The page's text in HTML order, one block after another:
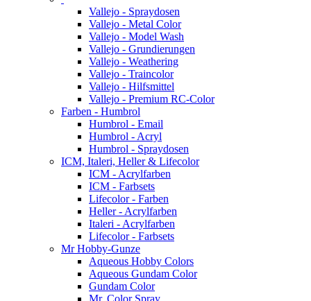
Vallejo - Spraydosen
Vallejo - Metal Color
Vallejo - Model Wash
Vallejo - Grundierungen
Vallejo - Weathering
Vallejo - Traincolor
Vallejo - Hilfsmittel
Vallejo - Premium RC-Color
Farben - Humbrol
Humbrol - Email
Humbrol - Acryl
Humbrol - Spraydosen
ICM, Italeri, Heller & Lifecolor
ICM - Acrylfarben
ICM - Farbsets
Lifecolor - Farben
Heller - Acrylfarben
Italeri - Acrylfarben
Lifecolor - Farbsets
Mr Hobby-Gunze
Aqueous Hobby Colors
Aqueous Gundam Color
Gundam Color
Mr. Color Spray